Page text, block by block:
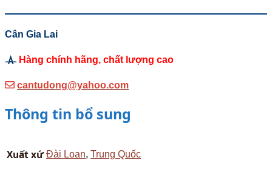
Cân Gia Lai
Hàng chính hãng, chất lượng cao
cantudong@yahoo.com
Thông tin bổ sung
Xuất xứ Đài Loan, Trung Quốc